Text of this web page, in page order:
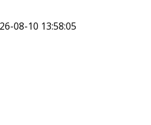
08-10 13:58:05